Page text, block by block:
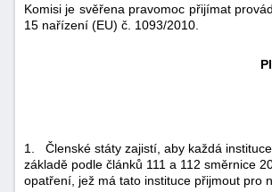
Komisi je svěřena pravomoc přijímat
15 nařízení (EU) č. 1093/2010.
1.
Členské státy zajistí, aby každá
základě podle článků 111 a 112 směrnice
opatření, jež má tato instituce přijmout pro